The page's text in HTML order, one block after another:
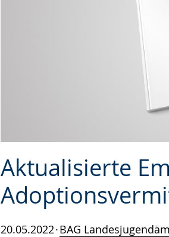
Aktualisierte
20.05.2022 BAG